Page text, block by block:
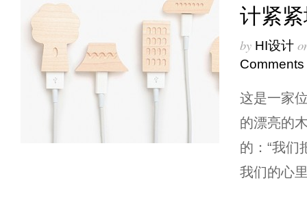
计紧
by HI设计
Comments
这是一家
的漂亮的
的：“我们
我们的心